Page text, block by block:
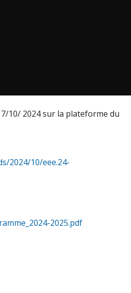
10/ 2024 sur la plateforme du
2024/10/eee.24-
2025.pdf